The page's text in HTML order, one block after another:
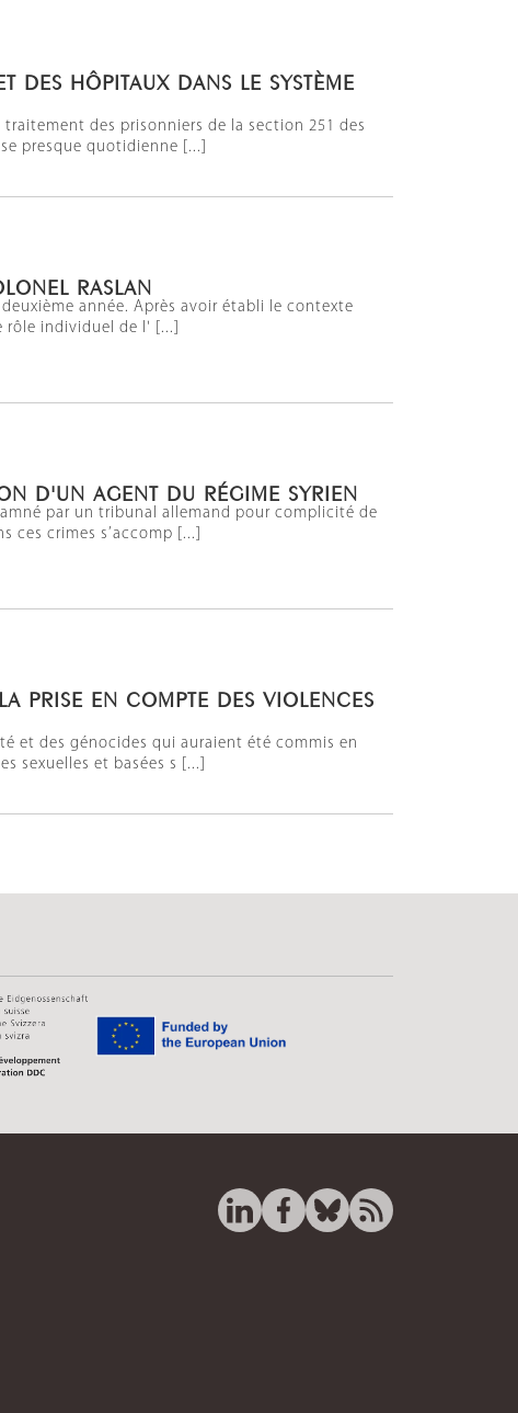
DES HÔPITAUX DANS LE SYSTÈME
des prisonniers de la section 251 des
presque quotidienne [...]
RASLAN
année. Après avoir établi le contexte
individuel de l' [...]
D'UN AGENT DU RÉGIME SYRIEN
par un tribunal allemand pour complicité de
crimes s’accomp [...]
PRISE EN COMPTE DES VIOLENCES
et des génocides qui auraient été commis en
sexuelles et basées s [...]